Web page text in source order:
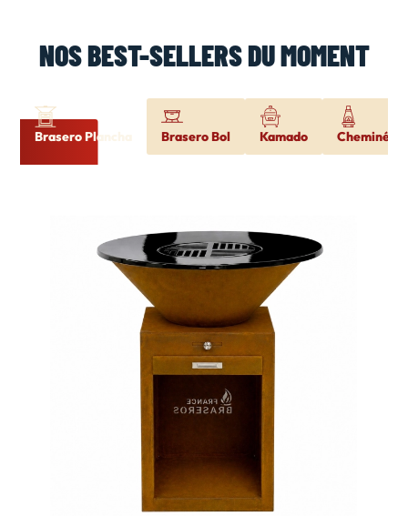
NOS BEST-SELLERS DU MOMENT
Brasero Plancha Brasero Bol Kamado Cheminée